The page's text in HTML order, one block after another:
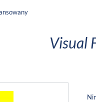
Visual